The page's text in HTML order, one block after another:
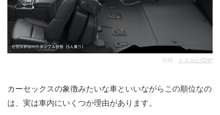
引用： トヨタ公式HP
カーセックスの象徴みたいな車といいながらこの順位なの
は、実は車内にいくつか理由があります。